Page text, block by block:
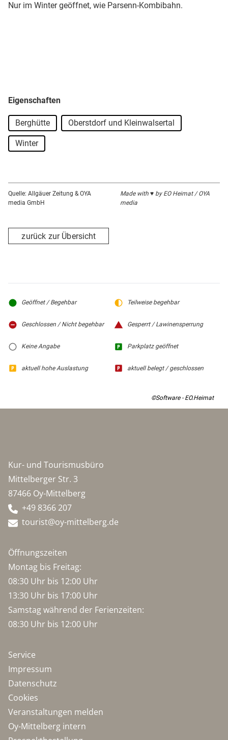
Nur im Winter geöffnet, wie Parsenn-Kombibahn.
Eigenschaften
Berghütte Oberstdorf und Kleinwalsertal
Winter
Quelle: Allgäuer Zeitung & OYA
media GmbH
Made with ♥ by EO Heimat / OYA
media
zurück zur Übersicht
Geöffnet / Begehbar Teilweise begehbar
Geschlossen / Nicht begehbar Gesperrt / Lawinensperrung
Keine Angabe Parkplatz geöffnet
aktuell hohe Auslastung aktuell belegt / geschlossen
©Software - EO.Heimat
Kur- und Tourismusbüro
Mittelberger Str. 3
87466 Oy-Mittelberg
+49 8366 207
tourist@oy-mittelberg.de
Öffnungszeiten
Montag bis Freitag:
08:30 Uhr bis 12:00 Uhr
13:30 Uhr bis 17:00 Uhr
Samstag während der Ferienzeiten:
08:30 Uhr bis 12:00 Uhr
Service
Impressum
Datenschutz
Cookies
Veranstaltungen melden
Oy-Mittelberg intern